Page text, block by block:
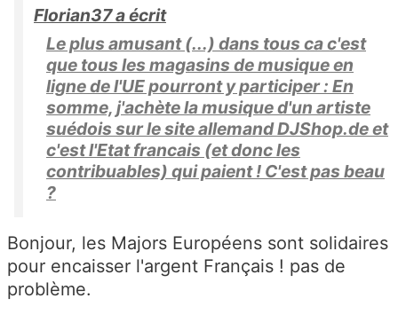
Florian37 a écrit
Le plus amusant (...) dans tous ca c'est
que tous les magasins de musique en
ligne de l'UE pourront y participer : En
somme, j'achète la musique d'un artiste
suédois sur le site allemand DJShop.de et
c'est l'Etat francais (et donc les
contribuables) qui paient ! C'est pas beau
?
Bonjour, les Majors Européens sont solidaires
pour encaisser l'argent Français ! pas de
problème.